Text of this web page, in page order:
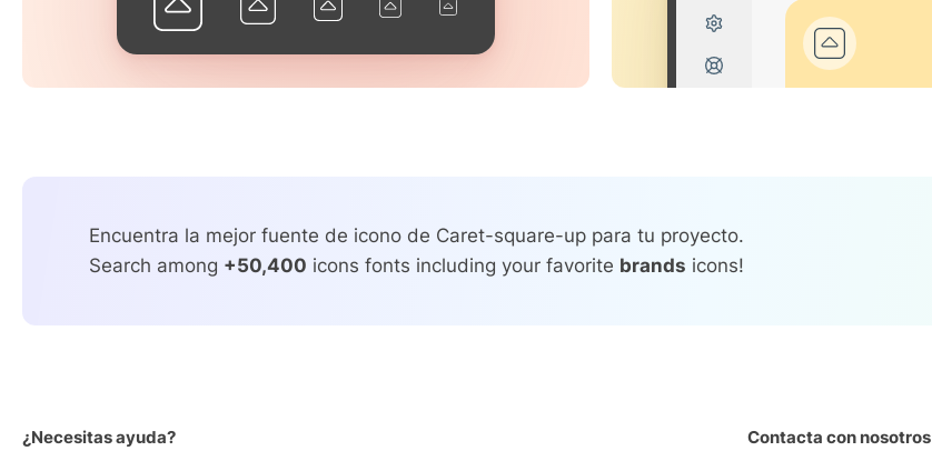
Encuentra la mejor fuente de icono de Caret-square-up para tu proyecto.
Search among +50,400 icons fonts including your favorite brands icons!
¿Necesitas ayuda? Contacta con nosotros